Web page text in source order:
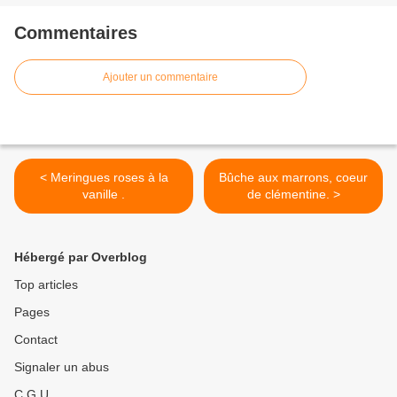
Commentaires
Ajouter un commentaire
< Meringues roses à la
vanille .
Bûche aux marrons, coeur
de clémentine. >
Hébergé par Overblog
Top articles
Pages
Contact
Signaler un abus